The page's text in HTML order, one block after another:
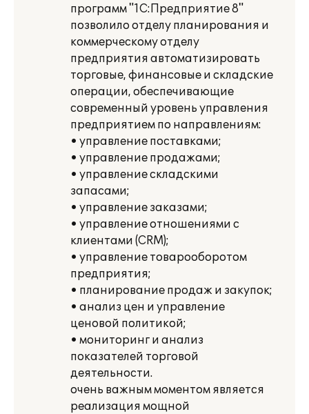
программ "1С:Предприятие 8"
позволило отделу планирования и
коммерческому отделу
предприятия автоматизировать
торговые, финансовые и складские
операции, обеспечивающие
современный уровень управления
предприятием по направлениям:
• управление поставками;
• управление продажами;
• управление складскими
запасами;
• управление заказами;
• управление отношениями с
клиентами (CRM);
• управление товарооборотом
предприятия;
• планирование продаж и закупок;
• анализ цен и управление
ценовой политикой;
• мониторинг и анализ
показателей торговой
деятельности.
очень важным моментом является
реализация мощной